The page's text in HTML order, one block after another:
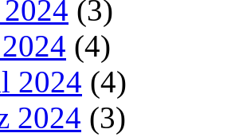
(3)
(4)
2024 (4)
2024 (3)